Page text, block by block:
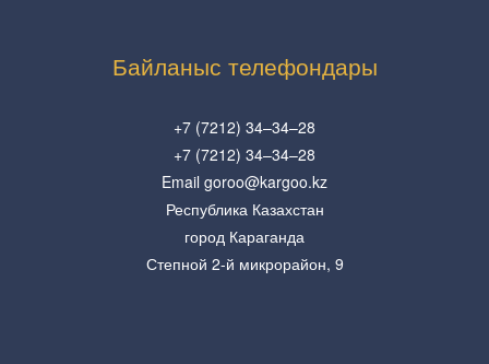
Байланыс телефондары
+7 (7212) 34–34–28
+7 (7212) 34–34–28
Email goroo@kargoo.kz
Республика Казахстан
город Караганда
Степной 2-й микрорайон, 9